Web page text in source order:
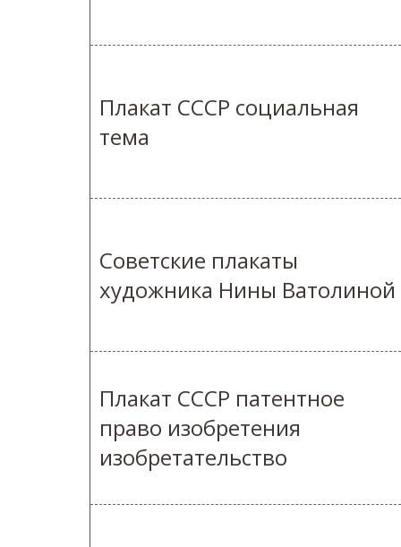
Плакат СССР социальная
тема
Советские плакаты
художника Нины Ватолиной
Плакат СССР патентное
право изобретения
изобретательство